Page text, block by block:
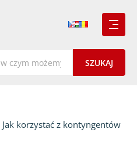
Jak korzystać z kontyngentów